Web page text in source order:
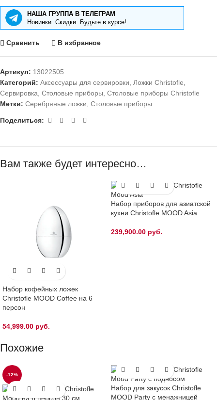
НАША ГРУППА В ТЕЛЕГРАМ
Новинки. Скидки. Будьте в курсе!
Сравнить В избранное
Артикул: 13022505
Категорий: Аксессуары для сервировки Ложки Christofle
Сервировка Столовые приборы Столовые приборы Christofle
Метки: Серебряные ложки Столовые приборы
Поделиться:
Вам также будет интересно…
Набор кофейных ложек
Christofle MOOD Coffee на 6
персон
54,999.00 руб.
Набор приборов для азиатской
кухни Christofle MOOD Asia
239,900.00 руб.
Похожие
-12%
Набор для закусок Christofle
MOOD Party с менажницей